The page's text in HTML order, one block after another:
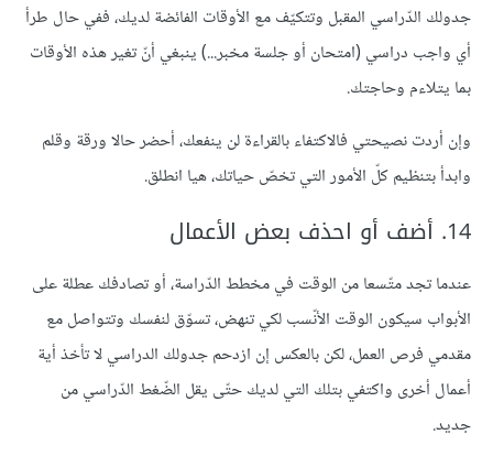
جدولك الدّراسي المقبل وتتكيّف مع الأوقات الفائضة لديك، ففي حال طرأ
أي واجب دراسي (امتحان أو جلسة مخبر...) ينبغي أنّ تغير هذه الأوقات
بما يتلاءم وحاجتك.
وإن أردت نصيحتي فالاكتفاء بالقراءة لن ينفعك، أحضر حالا ورقة وقلم
وابدأ بتنظيم كلّ الأمور التي تخصّ حياتك، هيا انطلق.
14. أضف أو احذف بعض الأعمال
عندما تجد متّسعا من الوقت في مخطط الدّراسة، أو تصادفك عطلة على
الأبواب سيكون الوقت الأنّسب لكي تنهض، تسوّق لنفسك وتتواصل مع
مقدمي فرص العمل، لكن بالعكس إن ازدحم جدولك الدراسي لا تأخذ أية
أعمال أخرى واكتفي بتلك التي لديك حتّى يقل الضّغط الدّراسي من
جديد.